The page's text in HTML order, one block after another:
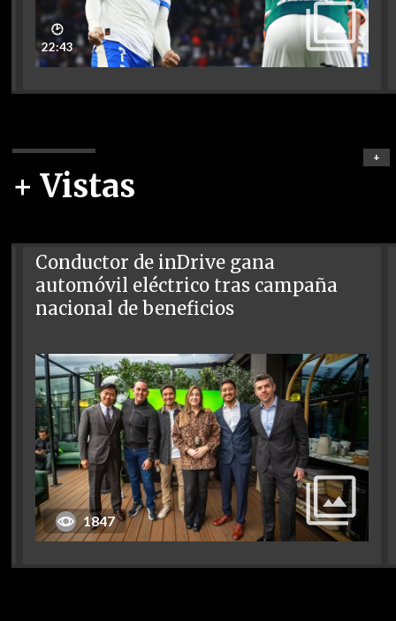
🕑
22:43
+ Vistas
+
Conductor de inDrive gana
automóvil eléctrico tras campaña
nacional de beneficios
1847